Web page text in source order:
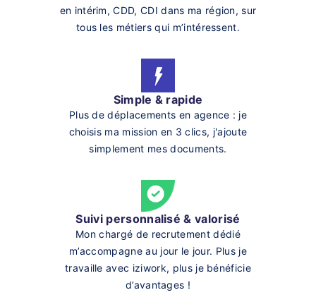
en intérim, CDD, CDI dans ma région, sur
tous les métiers qui m’intéressent.
Simple & rapide
Plus de déplacements en agence : je
choisis ma mission en 3 clics, j'ajoute
simplement mes documents.
Suivi personnalisé & valorisé
Mon chargé de recrutement dédié
m’accompagne au jour le jour. Plus je
travaille avec iziwork, plus je bénéficie
d’avantages !